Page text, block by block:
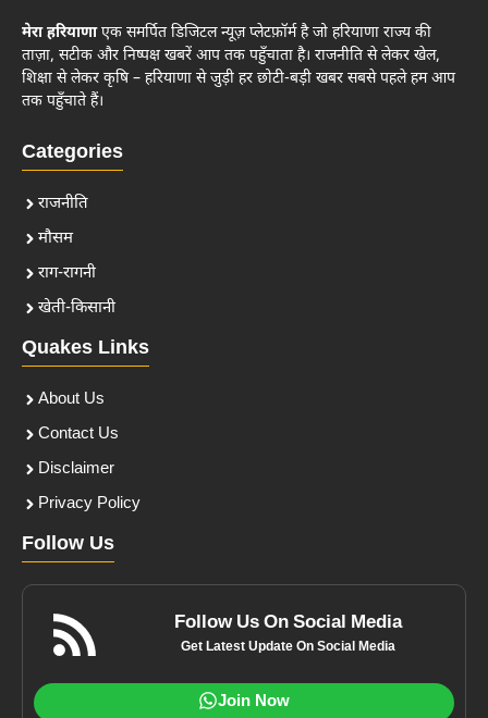
मेरा हरियाणाएक समर्पित डिजिटल न्यूज़ प्लेटफ़ॉर्म है जो हरियाणा राज्य की
ताज़ा, सटीक और निष्पक्ष खबरें आप तक पहुँचाता है। राजनीति से लेकर खेल,
शिक्षा से लेकर कृषि – हरियाणा से जुड़ी हर छोटी-बड़ी खबर सबसे पहले हम आप
तक पहुँचाते हैं।
Categories
राजनीति
मौसम
राग-रागनी
खेती-किसानी
Quakes Links
About Us
Contact Us
Disclaimer
Privacy Policy
Follow Us
Follow Us On Social Media
Get Latest Update On Social Media
Join Now